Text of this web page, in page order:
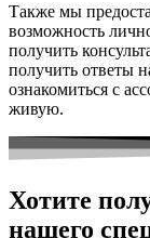
Также мы
возможность
получить
получить ответы
ознакомиться с
живую.
Хотите
нашего